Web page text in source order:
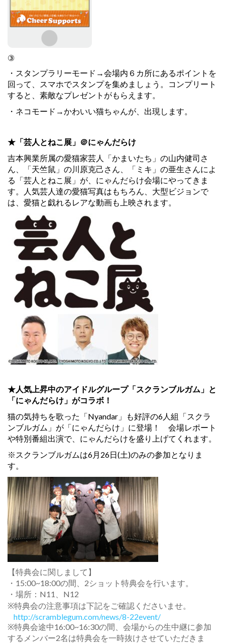
③
・スタンプラリーモード→会場内６カ所にあるポイントを
回って、スマホでスタンプを集めましょう。コンプリート
すると、素敵なプレゼントがもらえます。
・ネコモード→かわいい猫ちゃんが、出現します。
★「芸人とねこ展」＠にゃんだらけ
吉本興業所属の愛猫家芸人「かまいたち」の山内健司さ
ん、「天竺鼠」の川原克己さん、「ミキ」の亜生さんによ
る「芸人とねこ展」が、にゃんだらけ会場にやってきま
す。人気芸人達の愛猫写真はもちろん、大型ビジョンで
は、愛猫と戯れるレアな動画も上映されます。
★人気上昇中のアイドルグループ「スクランブルガム」と
「にゃんだらけ」がコラボ！
猫の気持ちを歌った「Nyandar」も好評の6人組「スクラ
ンブルガム」が「にゃんだらけ」に登場！ 会場レポート
や特別番組出演で、にゃんだらけを盛り上げてくれます。
※スクランブルガムは6月26日(土)のみの参加となりま
す。
【特典会に関しまして】
・15:00~18:00の間、2ショット特典会を行います。
・場所：N11、N12
※特典会の注意事項は下記をご確認くださいませ。
http://scramblegum.com/news/8-22event/
※特典会途中16:00~16:30の間、会場からの生中継に参加
するメンバー2名は特典会を一時抜けさせていただきま